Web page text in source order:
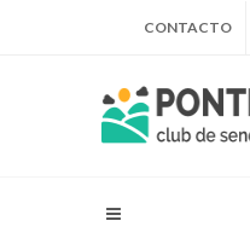
CONTACTO